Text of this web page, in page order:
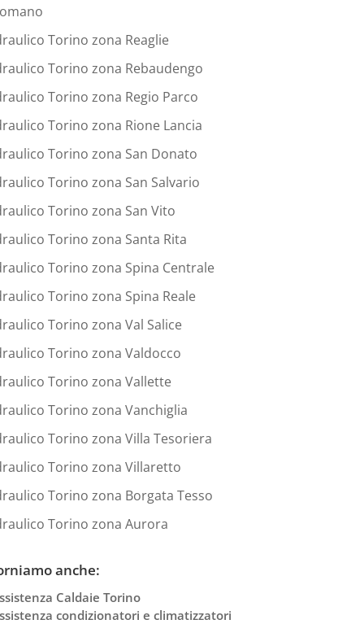
Torino zona Reaglie
Torino zona Rebaudengo
Torino zona Regio Parco
Torino zona Rione Lancia
Torino zona San Donato
Torino zona San Salvario
Torino zona San Vito
Torino zona Santa Rita
Torino zona Spina Centrale
Torino zona Spina Reale
Torino zona Val Salice
Torino zona Valdocco
Torino zona Vallette
Torino zona Vanchiglia
Torino zona Villa Tesoriera
Torino zona Villaretto
Torino zona Borgata Tesso
Torino zona Aurora
anche:
Caldaie Torino
condizionatori e climatizzatori